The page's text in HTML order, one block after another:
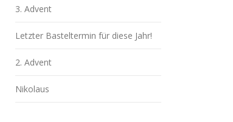
3. Advent
Letzter Basteltermin für diese Jahr!
2. Advent
Nikolaus